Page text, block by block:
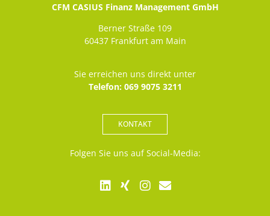
CFM CASIUS Finanz Management GmbH
Berner Straße 109
60437 Frankfurt am Main
Sie erreichen uns direkt unter
Telefon: 069 9075 3211
KONTAKT
Folgen Sie uns auf Social-Media: